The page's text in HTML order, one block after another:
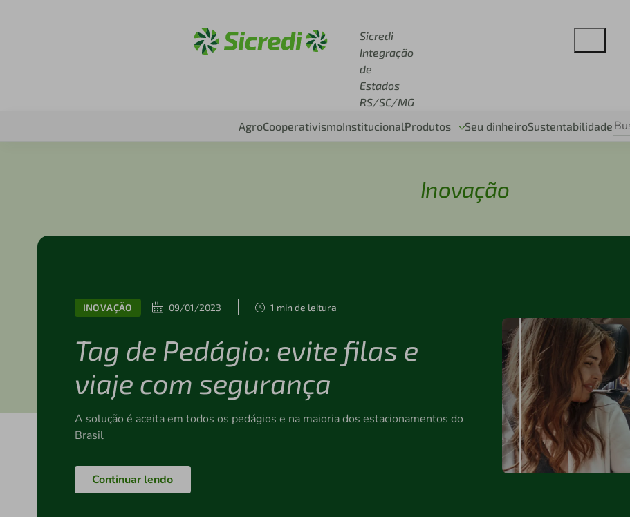
Sicredi
Integração
de
Estados
RS/SC/MG
AgroCooperativismoInstitucionalProdutos Seu dinheiroSustentabilidade
Inovação
INOVAÇÃO 09/01/2023 1 min de leitura
Tag de Pedágio: evite filas e
viaje com segurança
A solução é aceita em todos os pedágios e na maioria dos estacionamentos do
Brasil
Continuar lendo